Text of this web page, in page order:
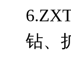
钻、